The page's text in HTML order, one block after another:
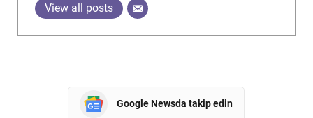
View all posts
Google Newsda takip edin